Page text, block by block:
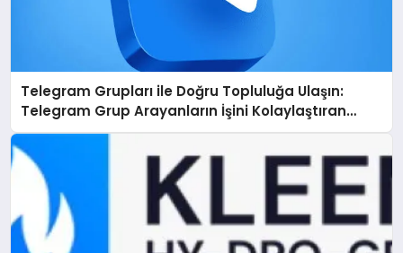
Telegram Grupları ile Doğru Topluluğa Ulaşın:
Telegram Grup Arayanların İşini Kolaylaştıran
Çözüm